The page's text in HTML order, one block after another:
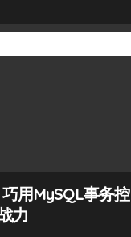
用MySQL事务控
力